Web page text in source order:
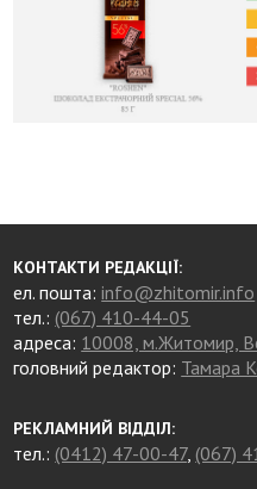
КОНТАКТИ РЕДАКЦІЇ:
ел. пошта:info@zhitomir.info
тел.: (067) 410-44-05
адреса: 10008, м.Житомир,
головний редактор: Тамара
РЕКЛАМНИЙ ВІДДІЛ:
тел.: (0412) 47-00-47, (067)